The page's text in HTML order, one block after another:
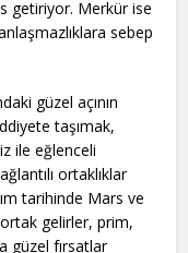
getiriyor. Merkür ise
sebep
güzel açının
taşımak,
ile eğlenceli
ortaklıklar
tarihinde Mars ve
gelirler, prim,
güzel fırsatlar